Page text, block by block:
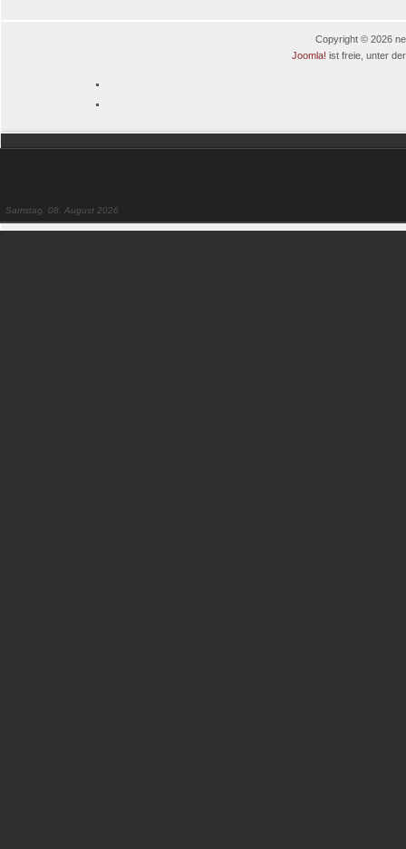
Copyright © 2026
Joomla! ist freie, unter
Samstag, 08. August 2026